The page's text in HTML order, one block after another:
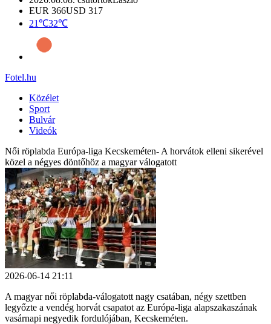
EUR 366USD 317
21℃32℃
Fotel.hu
Közélet
Sport
Bulvár
Videók
Női röplabda Európa-liga Kecskeméten- A horvátok elleni sikerével
közel a négyes döntőhöz a magyar válogatott
2026-06-14 21:11
A magyar női röplabda-válogatott nagy csatában, négy szettben
legyőzte a vendég horvát csapatot az Európa-liga alapszakaszának
vasárnapi negyedik fordulójában, Kecskeméten.